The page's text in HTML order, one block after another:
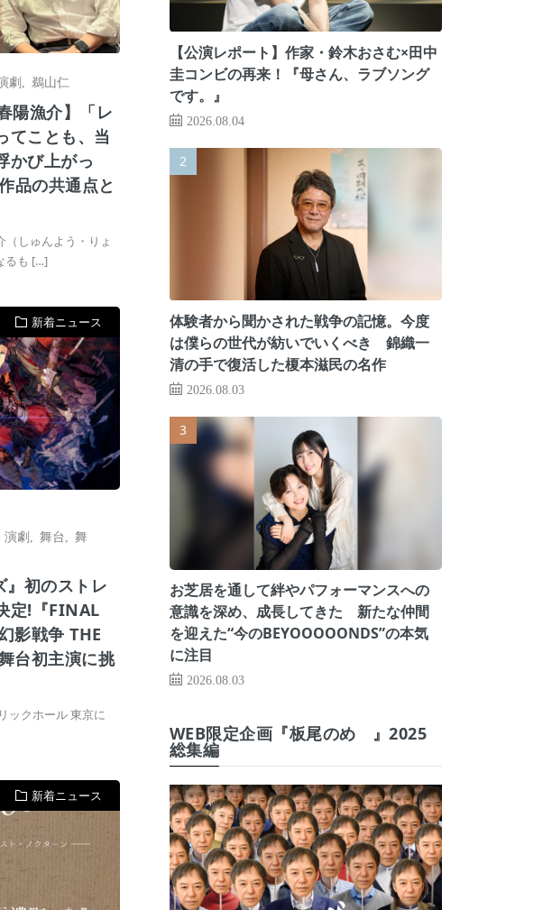
劇 鵜山仁
陽漁介】「レ
てことも、当
かび上がっ
品の共通点と
（しゅんよう・りょ
るも […]
新着ニュース
演劇 ,舞台 ,舞
』初のストレ
定!『FINAL
影戦争 THE
台初主演に挑
ックホール 東京に
新着ニュース
【公演レポート】作家・鈴木おさむ×田中
圭コンビの再来！『母さん、ラブソング
です。』
2026.08.04
体験者から聞かされた戦争の記憶。今度
は僕らの世代が紡いでいくべき 錦織一
清の手で復活した榎本滋民の名作
2026.08.03
お芝居を通して絆やパフォーマンスへの
意識を深め、成長してきた 新たな仲間
を迎えた“今のBEYOOOOONDS”の本気
に注目
2026.08.03
WEB限定企画『板尾のめ゙』2025
総集編